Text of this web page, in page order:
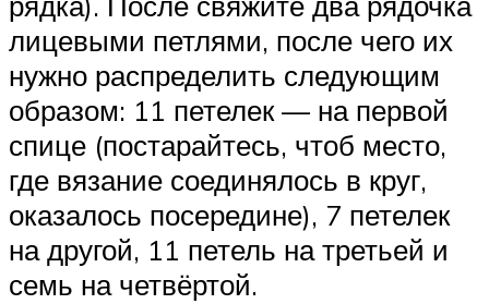
лицевыми петлями, после чего их
нужно распределить следующим
образом: 11 петелек — на первой
спице (постарайтесь, чтоб место,
где вязание соединялось в круг,
оказалось посередине), 7 петелек
на другой, 11 петель на третьей и
семь на четвёртой.